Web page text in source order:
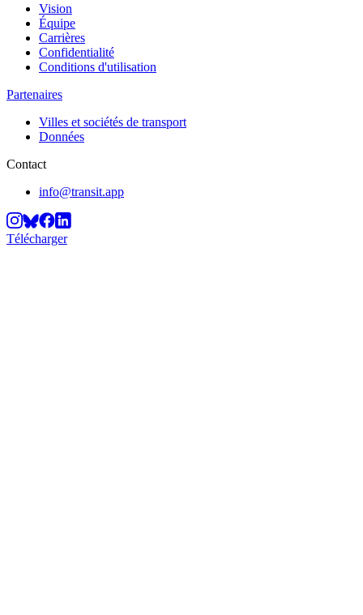
Vision
Équipe
Carrières
Confidentialité
Conditions d'utilisation
Partenaires
Villes et sociétés de transport
Données
Contact
info@transit.app
Télécharger